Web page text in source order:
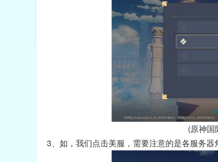
(原神国
3、如，我们点击美服，需要注意的是各服务器